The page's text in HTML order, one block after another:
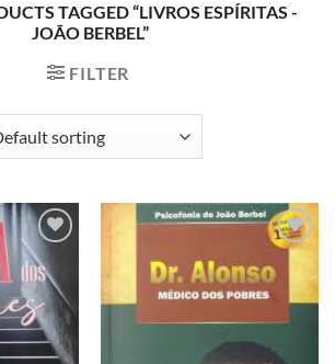
TAGGED “LIVROS ESPÍRITAS -
JOÃO BERBEL”
FILTER
Add to
wishlist
Add to
wishlist